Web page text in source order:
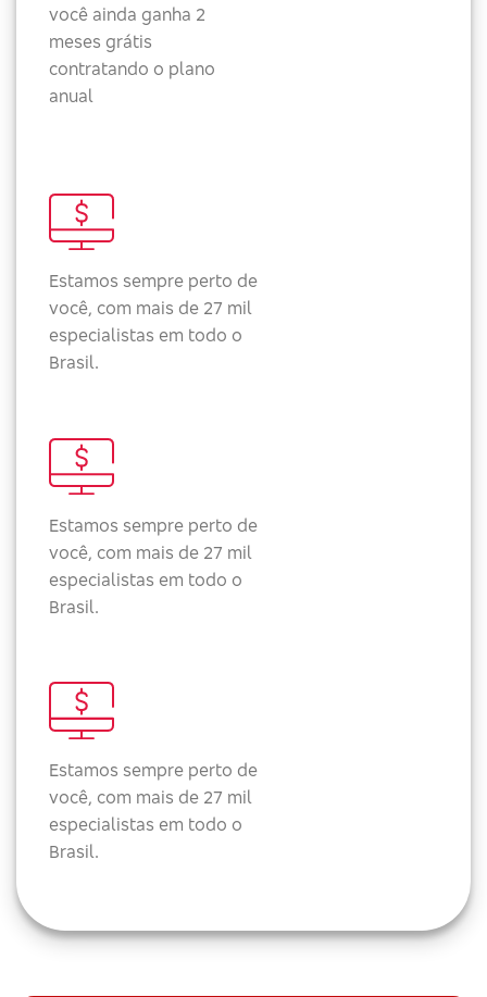
você ainda ganha 2
meses grátis
contratando o plano
anual
Estamos sempre perto de
você, com mais de 27 mil
especialistas em todo o
Brasil.
Estamos sempre perto de
você, com mais de 27 mil
especialistas em todo o
Brasil.
Estamos sempre perto de
você, com mais de 27 mil
especialistas em todo o
Brasil.